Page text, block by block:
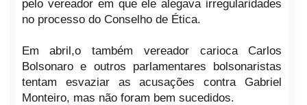
pelo vereador em que ele alegava irregularidades
no processo do Conselho de Ética.
Em abril,o também vereador carioca Carlos
Bolsonaro e outros parlamentares bolsonaristas
tentam esvaziar as acusações contra Gabriel
Monteiro, mas não foram bem sucedidos.